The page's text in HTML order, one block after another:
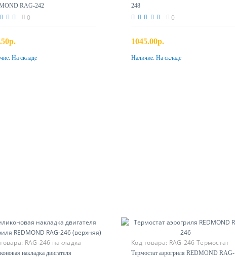
RAG-242
0
Купить
На складе
248
0
1045.00р.
Купить
Наличие: На складе
RAG-246 накладка
накладка двигателя
Код товара: RAG-246 Термостат
Термостат аэрогриля REDMOND RAG-